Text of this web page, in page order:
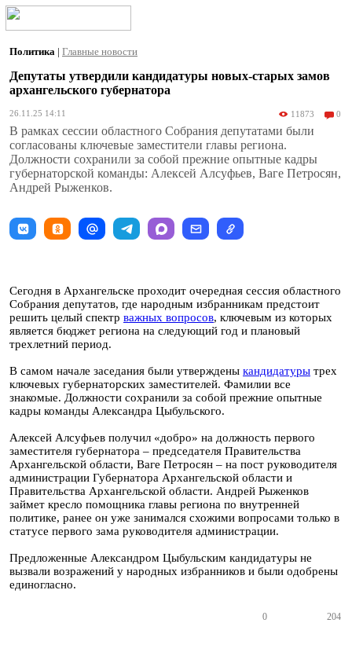
Политика | Главные новости
Депутаты утвердили кандидатуры новых-старых замов
архангельского губернатора
26.11.25 14:11 11873 0
В рамках сессии областного Собрания депутатами были
согласованы ключевые заместители главы региона.
Должности сохранили за собой прежние опытные кадры
губернаторской команды: Алексей Алсуфьев, Ваге Петросян,
Андрей Рыженков.
Сегодня в Архангельске проходит очередная сессия областного
Собрания депутатов, где народным избранникам предстоит
решить целый спектр важных вопросов, ключевым из которых
является бюджет региона на следующий год и плановый
трехлетний период.
В самом начале заседания были утверждены кандидатуры трех
ключевых губернаторских заместителей. Фамилии все
знакомые. Должности сохранили за собой прежние опытные
кадры команды Александра Цыбульского.
Алексей Алсуфьев получил «добро» на должность первого
заместителя губернатора – председателя Правительства
Архангельской области, Ваге Петросян – на пост руководителя
администрации Губернатора Архангельской области и
Правительства Архангельской области. Андрей Рыженков
займет кресло помощника главы региона по внутренней
политике, ранее он уже занимался схожими вопросами только в
статусе первого зама руководителя администрации.
Предложенные Александром Цыбульским кандидатуры не
вызвали возражений у народных избранников и были одобрены
единогласно.
0 204